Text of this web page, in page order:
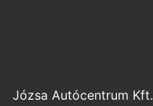
Józsa Autócentrum Kft.